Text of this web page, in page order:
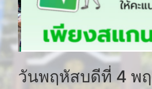
วันพฤหัสบดีที่ 4 พ